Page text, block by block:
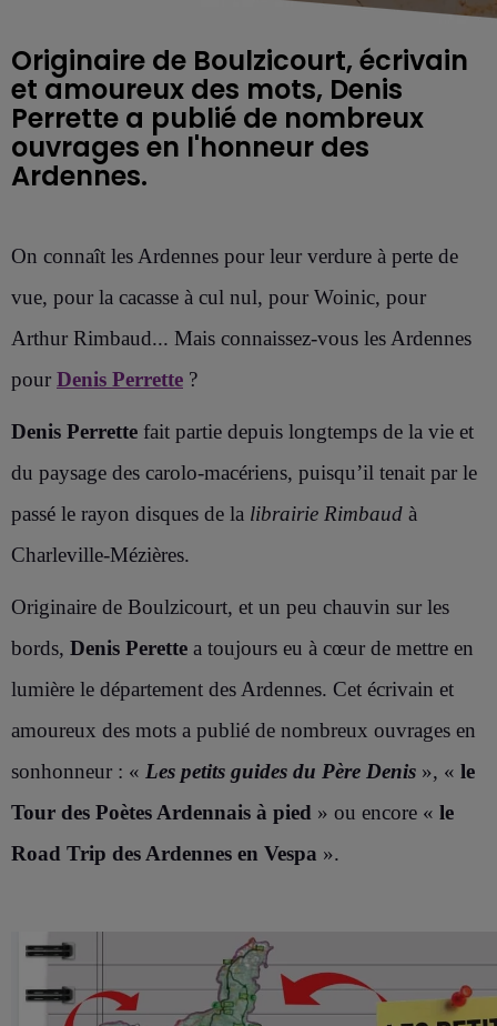
Originaire de Boulzicourt, écrivain
et amoureux des mots, Denis
Perrette a publié de nombreux
ouvrages en l'honneur des
Ardennes.
On connaît les Ardennes pour leur verdure à perte de
vue, pour la cacasse à cul nul, pour Woinic, pour
Arthur Rimbaud... Mais connaissez-vous les Ardennes
pour Denis Perrette ?
Denis Perrette fait partie depuis longtemps de la vie et
du paysage des carolo-macériens, puisqu’il tenait par le
passé le rayon disques de la librairie Rimbaud à
Charleville-Mézières.
Originaire de Boulzicourt, et un peu chauvin sur les
bords, Denis Perette a toujours eu à cœur de mettre en
lumière le département des Ardennes. Cet écrivain et
amoureux des mots a publié de nombreux ouvrages en
sonhonneur : « Les petits guides du Père Denis », « le
Tour des Poètes Ardennais à pied » ou encore « le
Road Trip des Ardennes en Vespa ».